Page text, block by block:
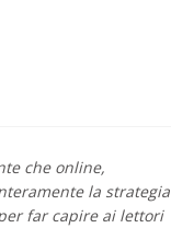
che online,
la strategia
far capire ai lettori